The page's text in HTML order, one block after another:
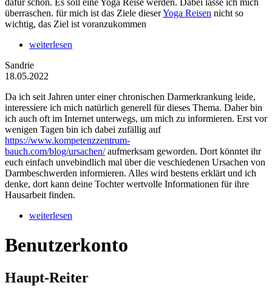
dafür schon. Es soll eine Yoga Reise werden. Dabei lasse ich mich
überraschen. für mich ist das Ziele dieserYoga Reisen nicht so
wichtig, das Ziel ist voranzukommen
weiterlesen
Sandrie
18.05.2022
Da ich seit Jahren unter einer chronischen Darmerkrankung leide,
interessiere ich mich natürlich generell für dieses Thema. Daher bin
ich auch oft im Internet unterwegs, um mich zu informieren. Erst vor
wenigen Tagen bin ich dabei zufällig auf
https://www.kompetenzzentrum-
bauch.com/blog/ursachen/aufmerksam geworden. Dort könntet ihr
euch einfach unvebindlich mal über die veschiedenen Ursachen von
Darmbeschwerden informieren. Alles wird bestens erklärt und ich
denke, dort kann deine Tochter wertvolle Informationen für ihre
Hausarbeit finden.
weiterlesen
Benutzerkonto
Haupt-Reiter